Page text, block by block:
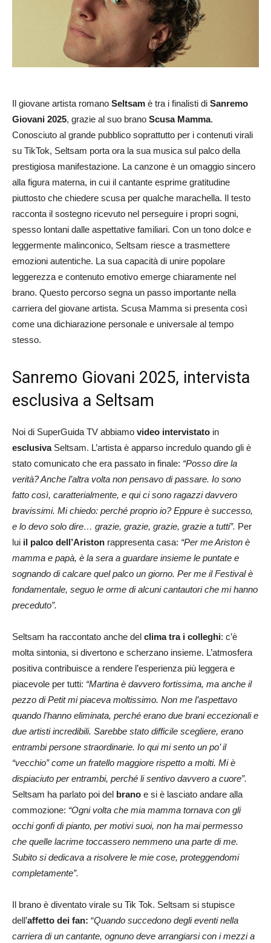
Il giovane artista romano Seltsam è tra i finalisti di Sanremo
Giovani 2025, grazie al suo brano Scusa Mamma.
Conosciuto al grande pubblico soprattutto per i contenuti virali
su TikTok, Seltsam porta ora la sua musica sul palco della
prestigiosa manifestazione. La canzone è un omaggio sincero
alla figura materna, in cui il cantante esprime gratitudine
piuttosto che chiedere scusa per qualche marachella. Il testo
racconta il sostegno ricevuto nel perseguire i propri sogni,
spesso lontani dalle aspettative familiari. Con un tono dolce e
leggermente malinconico, Seltsam riesce a trasmettere
emozioni autentiche. La sua capacità di unire popolare
leggerezza e contenuto emotivo emerge chiaramente nel
brano. Questo percorso segna un passo importante nella
carriera del giovane artista. Scusa Mamma si presenta così
come una dichiarazione personale e universale al tempo
stesso.
Sanremo Giovani 2025, intervista
esclusiva a Seltsam
Noi di SuperGuida TV abbiamo video intervistato in
esclusivaSeltsam. L’artista è apparso incredulo quando gli è
stato comunicato che era passato in finale: “Posso dire la
verità? Anche l’altra volta non pensavo di passare. Io sono
fatto così, caratterialmente, e qui ci sono ragazzi davvero
bravissimi. Mi chiedo: perché proprio io?Eppure è successo,
e lo devo solo dire… grazie, grazie, grazie, grazie a tutti”. Per
lui il palco dell’Ariston rappresenta casa: “Per me Ariston è
mamma e papà, è la sera a guardare insieme le puntate e
sognando di calcare quel palco un giorno. Per me il Festival è
fondamentale, seguo le orme di alcuni cantautori che mi hanno
preceduto”.
Seltsam ha raccontato anche del clima tra i colleghi: c’è
molta sintonia, si divertono e scherzano insieme. L’atmosfera
positiva contribuisce a rendere l’esperienza più leggera e
piacevole per tutti: “Martina è davvero fortissima, ma anche il
pezzo di Petit mi piaceva moltissimo. Non me l’aspettavo
quando l’hanno eliminata, perché erano due brani eccezionali e
due artisti incredibili. Sarebbe stato difficile scegliere, erano
entrambi persone straordinarie. Io qui mi sento un po’ il
“vecchio” come un fratello maggiore rispetto a molti. Mi è
dispiaciuto per entrambi, perché li sentivo davvero a cuore”.
Seltsam ha parlato poi del brano e si è lasciato andare alla
commozione: “Ogni volta che mia mamma tornava con gli
occhi gonfi di pianto, per motivi suoi, non ha mai permesso
che quelle lacrime toccassero nemmeno una parte di me.
Subito si dedicava a risolvere le mie cose, proteggendomi
completamente”.
Il brano è diventato virale su Tik Tok. Seltsam si stupisce
dell’affetto dei fan: “Quando succedono degli eventi nella
carriera di un cantante, ognuno deve arrangiarsi con i mezzi a